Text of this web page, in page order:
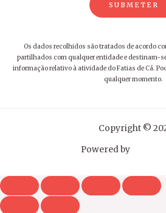
SUBMETER
Os dados recolhidos são tratados de acordo
partilhados com qualquer entidade e destinam-
informação relativo à atividade do Fatias de Cá.
qualquer momento.
Copyright ©
Powered by